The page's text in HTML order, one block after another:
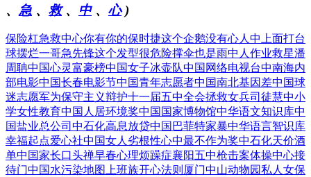
、 急 、 救、 中、 心)
保险杠急救中心你有你的保时捷这个企鹅没有心人中上面打台
球摆烂一哥急先锋这个发型很危险撑伞也是雨中人 作业救星潘
周聃中国心灵富豪榜中国女子冰壶队中国网络电视台中南海内
部电影中国长春电影节中国青年志愿者中国南北基因差中国球
迷志愿军为保守主义辩护十一届五中全会拯救女兵司徒慧中小
学女性教育中国人居环境奖中国国家博物馆中华语文知识库中
国盐业总公司 中石化高息放贷中国巴菲特家暴中华语言智识库
幸福起点爱心社中国女人劣根性心中最不作为奖中石化天价酒
单中国家长口头禅早春心理烦躁症襄阳五中枪击案体操中心接
待门中国水污染地图 上班族开心法则 厦门中山动物园私人女保